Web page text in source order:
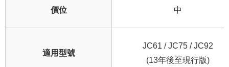
價位 中
適用型號
JC61 / JC75 / JC92
(13年後至現行版)